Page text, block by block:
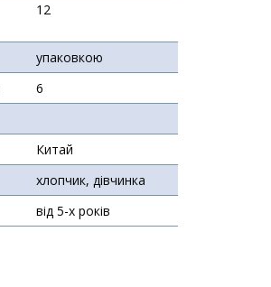
12
упаковкою
6
Китай
хлопчик, дівчинка
від 5-х років